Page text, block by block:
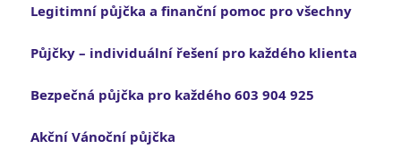
Legitimní půjčka a finanční pomoc pro všechny
Půjčky – individuální řešení pro každého klienta
Bezpečná půjčka pro každého 603 904 925
Akční Vánoční půjčka